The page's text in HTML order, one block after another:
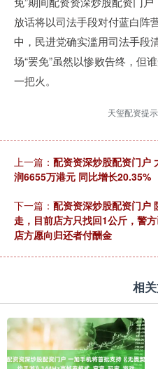
放话将以司法手段对付蓝白阵
中，民进党确实滥用司法手段
场“罢免”虽然以惨败告终，但
一把火。
天玺配资提
上一篇： 配资资深炒股配资门户
润6655万港元 同比增长20.35%
下一篇： 配资资深炒股配资门户
走，目前店方只找回1公斤，警
店方愿向归还者付酬金
相